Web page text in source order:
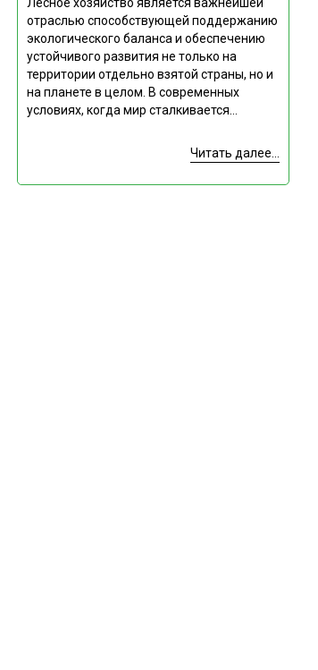
отраслью способствующей поддержанию
экологического баланса и обеспечению
устойчивого развития не только на
территории отдельно взятой страны, но и
на планете в целом. В современных
условиях, когда мир сталкивается...
Читать далее...